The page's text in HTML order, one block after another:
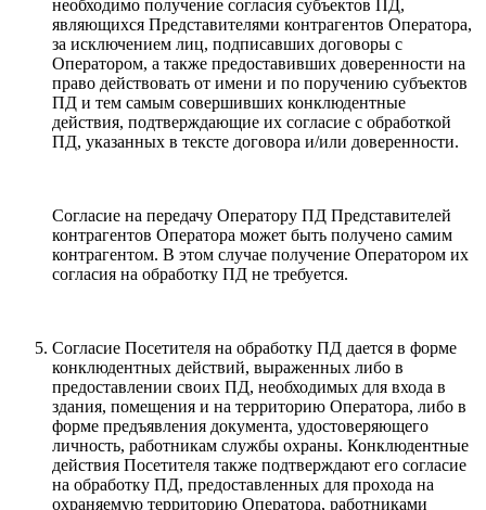
необходимо получение согласия субъектов ПД,
являющихся Представителями контрагентов Оператора,
за исключением лиц, подписавших договоры с
Оператором, а также предоставивших доверенности на
право действовать от имени и по поручению субъектов
ПД и тем самым совершивших конклюдентные
действия, подтверждающие их согласие с обработкой
ПД, указанных в тексте договора и/или доверенности.
Согласие на передачу Оператору ПД Представителей
контрагентов Оператора может быть получено самим
контрагентом. В этом случае получение Оператором их
согласия на обработку ПД не требуется.
Согласие Посетителя на обработку ПД дается в форме
конклюдентных действий, выраженных либо в
предоставлении своих ПД, необходимых для входа в
здания, помещения и на территорию Оператора, либо в
форме предъявления документа, удостоверяющего
личность, работникам службы охраны. Конклюдентные
действия Посетителя также подтверждают его согласие
на обработку ПД, предоставленных для прохода на
охраняемую территорию Оператора, работниками